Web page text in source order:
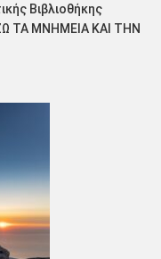
Βιβλιοθήκης
ΤΑ ΜΝΗΜΕΙΑ ΚΑΙ ΤΗΝ